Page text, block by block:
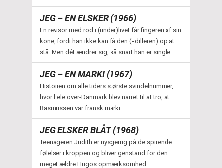
JEG – EN ELSKER (1966)
En revisor med rod i (under)livet får fingeren af sin
kone, fordi han ikke kan få den (=dilleren) op at
stå. Men dét ændrer sig, så snart han er single.
JEG – EN MARKI (1967)
Historien om alle tiders største svindelnummer,
hvor hele over-Danmark blev narret til at tro, at
Rasmussen var fransk marki.
JEG ELSKER BLÅT (1968)
Teenageren Judith er nysgerrig på de spirende
følelser i kroppen og bliver genstand for den
meget ældre Hugos opmærksomhed.